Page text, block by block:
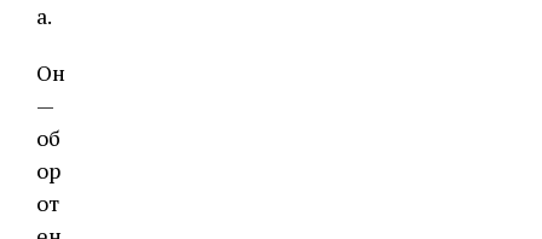
а.
Он
—
об
ор
от